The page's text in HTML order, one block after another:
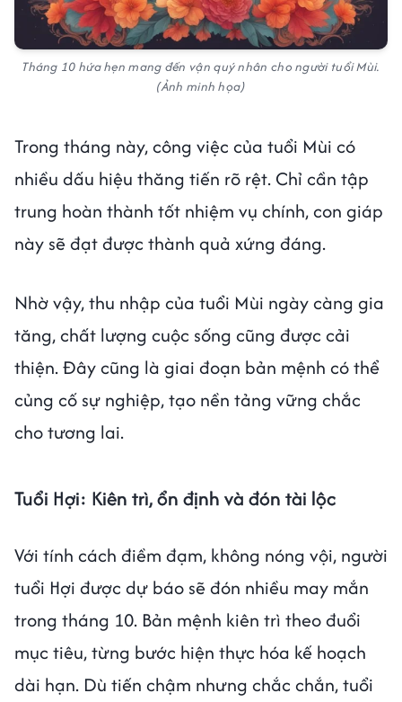
Tháng 10 hứa hẹn mang đến vận quý nhân cho người tuổi Mùi.
(Ảnh minh họa)
Trong tháng này, công việc của tuổi Mùi có
nhiều dấu hiệu thăng tiến rõ rệt. Chỉ cần tập
trung hoàn thành tốt nhiệm vụ chính, con giáp
này sẽ đạt được thành quả xứng đáng.
Nhờ vậy, thu nhập của tuổi Mùi ngày càng gia
tăng, chất lượng cuộc sống cũng được cải
thiện. Đây cũng là giai đoạn bản mệnh có thể
củng cố sự nghiệp, tạo nền tảng vững chắc
cho tương lai.
Tuổi Hợi: Kiên trì, ổn định và đón tài lộc
Với tính cách điềm đạm, không nóng vội, người
tuổi Hợi được dự báo sẽ đón nhiều may mắn
trong tháng 10. Bản mệnh kiên trì theo đuổi
mục tiêu, từng bước hiện thực hóa kế hoạch
dài hạn. Dù tiến chậm nhưng chắc chắn, tuổi